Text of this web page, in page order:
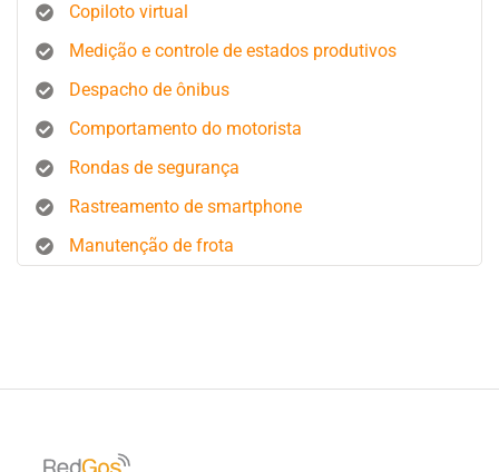
Copiloto virtual
Medição e controle de estados produtivos
Despacho de ônibus
Comportamento do motorista
Rondas de segurança
Rastreamento de smartphone
Manutenção de frota